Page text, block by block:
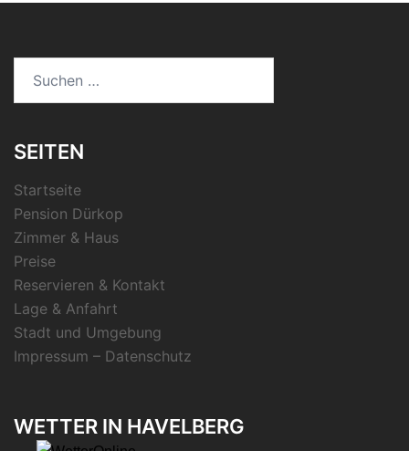
nach:
SEITEN
Startseite
Pension Dürkop
Zimmer & Haus
Preise
Reservieren & Kontakt
Lage & Anfahrt
Stadt und Umgebung
Impressum – Datenschutz
WETTER IN HAVELBERG